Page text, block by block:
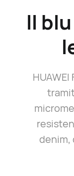
Il
denim,